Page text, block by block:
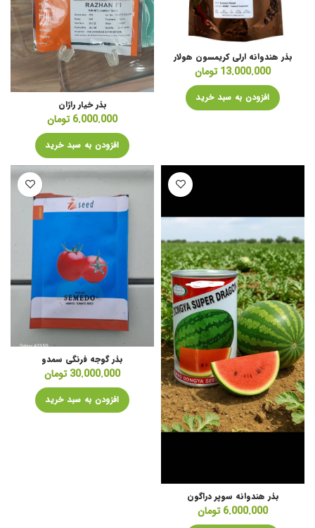
بذر هندوانه ارلی کریمسون هولار
13.000.000 تومان
افزودن به سبد خرید
بذر خیار راژان
6.000.000 تومان
افزودن به سبد خرید
بذر هندوانه سوپر دراگون
6.000.000 تومان
بذر گوجه فرنگی سمدو
30.000.000 تومان
افزودن به سبد خرید